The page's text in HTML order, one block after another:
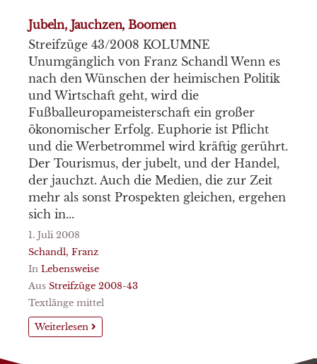
Jubeln, Jauchzen, Boomen
Streifzüge 43/2008 KOLUMNE
Unumgänglich von Franz Schandl Wenn es
nach den Wünschen der heimischen Politik
und Wirtschaft geht, wird die
Fußballeuropameisterschaft ein großer
ökonomischer Erfolg. Euphorie ist Pflicht
und die Werbetrommel wird kräftig gerührt.
Der Tourismus, der jubelt, und der Handel,
der jauchzt. Auch die Medien, die zur Zeit
mehr als sonst Prospekten gleichen, ergehen
sich in...
1. Juli 2008
Schandl, Franz
In Lebensweise
Aus Streifzüge 2008-43
Textlänge mittel
Weiterlesen